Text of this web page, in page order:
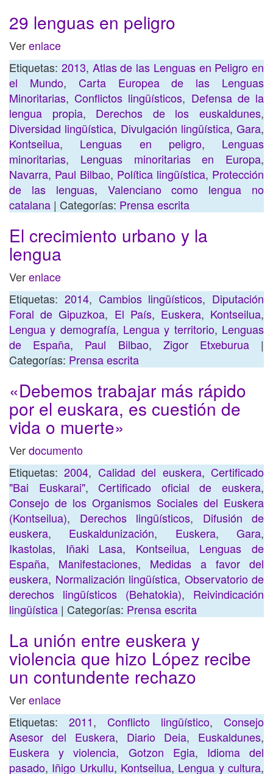
29 lenguas en peligro
Verenlace
Etiquetas: 2013, Atlas de las Lenguas en Peligro en
el Mundo, Carta Europea de las Lenguas
Minoritarias,Conflictos lingüísticos, Defensa de la
lengua propia, Derechos de los euskaldunes,
Diversidad lingüística, Divulgación lingüística, Gara,
Kontseilua, Lenguas en peligro, Lenguas
minoritarias, Lenguas minoritarias en Europa,
Navarra, Paul Bilbao, Política lingüística, Protección
de las lenguas, Valenciano como lengua no
catalana | Categorías: Prensa escrita
El crecimiento urbano y la
lengua
Verenlace
Etiquetas: 2014, Cambios lingüísticos, Diputación
Foral de Gipuzkoa, El País, Euskera, Kontseilua,
Lengua y demografía, Lengua y territorio, Lenguas
de España, Paul Bilbao, Zigor Etxeburua|
Categorías: Prensa escrita
«Debemos trabajar más rápido
por el euskara, es cuestión de
vida o muerte»
Verdocumento
Etiquetas:2004, Calidad del euskera,Certificado
"Bai Euskarai",Certificado oficial de euskera,
Consejo de los Organismos Sociales del Euskera
(Kontseilua), Derechos lingüísticos, Difusión de
euskera, Euskaldunización, Euskera,Gara,
Ikastolas, Iñaki Lasa, Kontseilua, Lenguas de
España, Manifestaciones, Medidas a favor del
euskera, Normalización lingüística, Observatorio de
derechos lingüísticos (Behatokia), Reivindicación
lingüística | Categorías: Prensa escrita
La unión entre euskera y
violencia que hizo López recibe
un contundente rechazo
Verenlace
Etiquetas: 2011, Conflicto lingüístico, Consejo
Asesor del Euskera, Diario Deia, Euskaldunes,
Euskera y violencia, Gotzon Egia, Idioma del
pasado, Iñigo Urkullu, Kontseilua, Lengua y cultura,